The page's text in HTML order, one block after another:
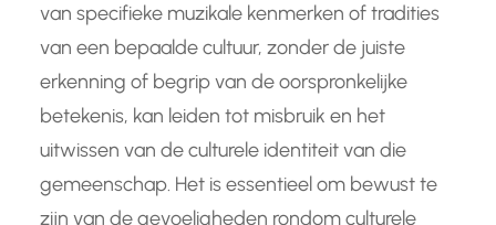
van specifieke muzikale kenmerken of tradities
van een bepaalde cultuur, zonder de juiste
erkenning of begrip van de oorspronkelijke
betekenis, kan leiden tot misbruik en het
uitwissen van de culturele identiteit van die
gemeenschap. Het is essentieel om bewust te
zijn van de gevoeligheden rondom culturele